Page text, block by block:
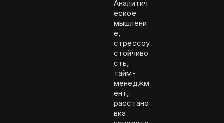
Аналитич
еское
мышлени
е,
стрессоу
стойчиво
сть,
тайм-
менеджм
ент,
расстано
вка